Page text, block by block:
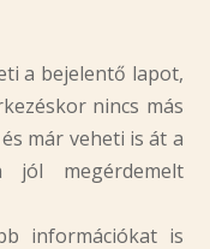
a bejelentő lapot,
nincs más
már veheti is át a
jól megérdemelt
információkat is